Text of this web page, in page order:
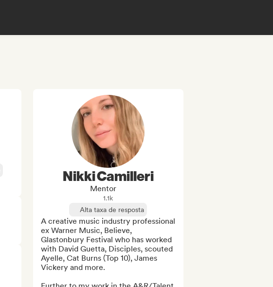
Nikki Camilleri
Mentor
1.1k
Alta taxa de resposta
A creative music industry professional
ex Warner Music, Believe,
Glastonbury Festival who has worked
with David Guetta, Disciples, scouted
Ayelle, Cat Burns (Top 10), James
Vickery and more.